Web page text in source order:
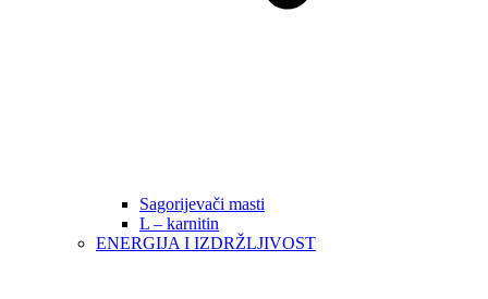
Sagorijevači masti
L – karnitin
ENERGIJA I IZDRŽLJIVOST